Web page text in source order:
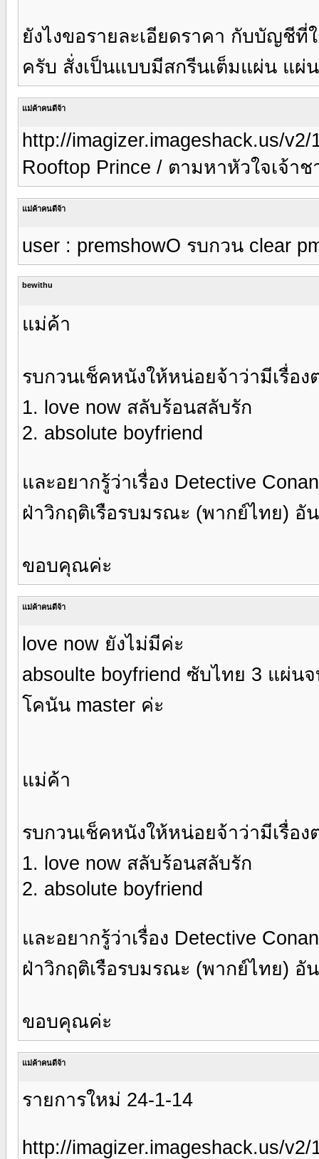
ยังไงขอรายละเอียดราคา กับบัญชีที่
ครับ สั่งเป็นแบบมีสกรีนเต็มแผ่น แผ่
แม่ค้าคนดีจ้า
http://imagizer.imageshack.us/
Rooftop Prince / ตามหาหัวใจเจ้า
แม่ค้าคนดีจ้า
user : premshowO รบกวน clear
bewithu
แม่ค้า
รบกวนเช็คหนังให้หน่อยจ้าว่ามีเรื่อง
1. love now สลับร้อนสลับรัก
2. absolute boyfriend
และอยากรู้ว่าเรื่อง Detective
ฝ่าวิกฤติเรือรบมรณะ (พากย์ไทย) อั
ขอบคุณค่ะ
แม่ค้าคนดีจ้า
love now ยังไม่มีค่ะ
absoulte boyfriend ซับไทย 3 แผ่น
โคนัน master ค่ะ
แม่ค้า
รบกวนเช็คหนังให้หน่อยจ้าว่ามีเรื่อง
1. love now สลับร้อนสลับรัก
2. absolute boyfriend
และอยากรู้ว่าเรื่อง Detective
ฝ่าวิกฤติเรือรบมรณะ (พากย์ไทย) อั
ขอบคุณค่ะ
แม่ค้าคนดีจ้า
รายการใหม่ 24-1-14
http://imagizer.imageshack.us/